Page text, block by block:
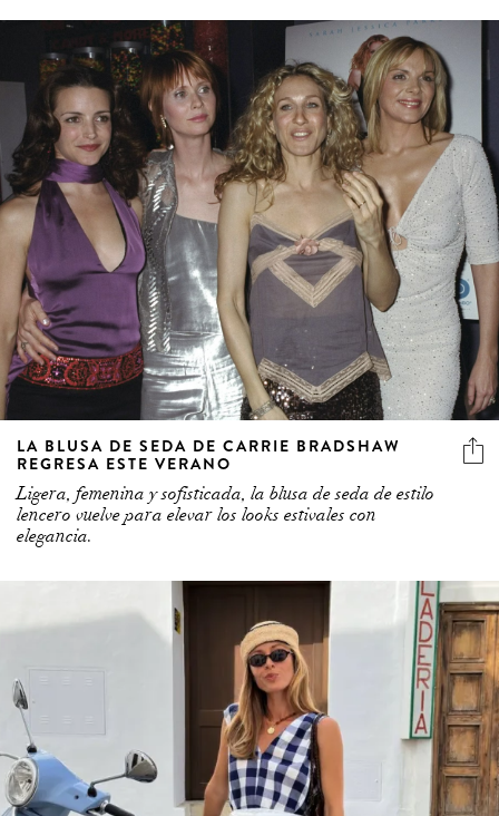
LA BLUSA DE SEDA DE CARRIE BRADSHAW
REGRESA ESTE VERANO
Ligera, femenina y sofisticada, la blusa de seda de estilo
lencero vuelve para elevar los looks estivales con
elegancia.